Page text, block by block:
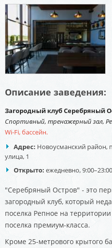
Описание заведения:
Загородный клуб Серебряный
Спортивный, тренажерный зал,
Wi-Fi, бассейн.
Адрес: Новоусманский район,
улица, 1
Открыто: ежедневно, 9:00–23:00
"Серебряный Остров" - это
загородный клуб, который
поселка Репное на
поселка премиум-класса.
Кроме 25-метрового крытого